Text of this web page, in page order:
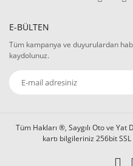
E-BÜLTEN
Tüm kampanya ve duyurulardan
kaydolunuz.
Tüm Hakları ®, Saygılı Oto ve
kartı bilgileriniz 256bit